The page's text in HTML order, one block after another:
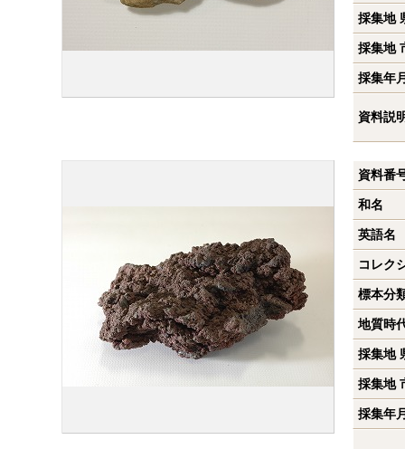
採集地
採集地
採集年
資料説
資料番
和名
英語名
コレク
標本分
地質時
採集地
採集地
採集年